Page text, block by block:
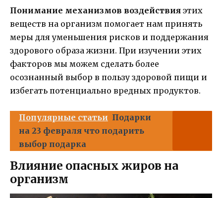
Понимание механизмов воздействия этих
веществ на организм помогает нам принять
меры для уменьшения рисков и поддержания
здорового образа жизни. При изучении этих
факторов мы можем сделать более
осознанный выбор в пользу здоровой пищи и
избегать потенциально вредных продуктов.
Популярные статьи Подарки
на 23 февраля что подарить
выбор подарка
Влияние опасных жиров на
организм